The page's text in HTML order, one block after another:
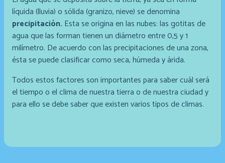
líquida (lluvia) o sólida (granizo, nieve) se denomina
precipitación. Esta se origina en las nubes: las gotitas de
agua que las forman tienen un diámetro entre 0,5 y 1
milímetro. De acuerdo con las precipitaciones de una zona,
ésta se puede clasificar como seca, húmeda y árida.
Todos estos factores son importantes para saber cuál será
el tiempo o el clima de nuestra tierra o de nuestra ciudad y
para ello se debe saber que existen varios tipos de climas.